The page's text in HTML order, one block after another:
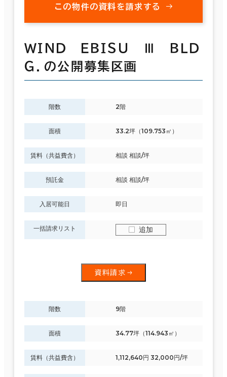
この物件の資料を請求する
ＷＩＮＤ ＥＢＩＳＵ Ⅲ ＢＬＤ
Ｇ．の公開募集区画
階数 2階
面積 33.2坪（109.753㎡）
賃料（共益費含） 相談 相談/坪
預託金 相談 相談/坪
入居可能日 即日
一括請求リスト 追加
資料請求
階数 9階
面積 34.77坪（114.943㎡）
賃料（共益費含） 1,112,640円 32,000円/坪